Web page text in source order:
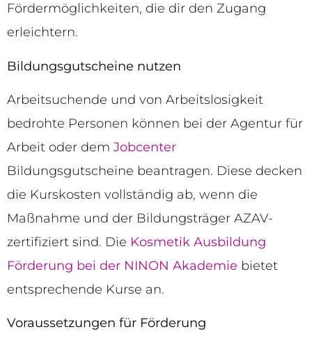
Fördermöglichkeiten, die dir den Zugang
erleichtern.
Bildungsgutscheine nutzen
Arbeitsuchende und von Arbeitslosigkeit
bedrohte Personen können bei der Agentur für
Arbeit oder dem Jobcenter
Bildungsgutscheine beantragen. Diese decken
die Kurskosten vollständig ab, wenn die
Maßnahme und der Bildungsträger AZAV-
zertifiziert sind. Die Kosmetik Ausbildung
Förderung bei der NINON Akademie bietet
entsprechende Kurse an.
Voraussetzungen für Förderung